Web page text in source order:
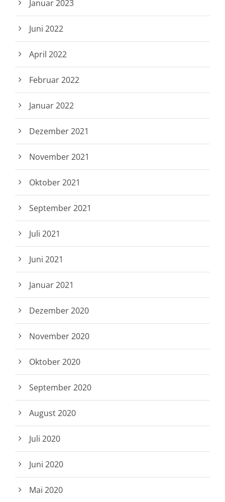
Januar 2023
Juni 2022
April 2022
Februar 2022
Januar 2022
Dezember 2021
November 2021
Oktober 2021
September 2021
Juli 2021
Juni 2021
Januar 2021
Dezember 2020
November 2020
Oktober 2020
September 2020
August 2020
Juli 2020
Juni 2020
Mai 2020